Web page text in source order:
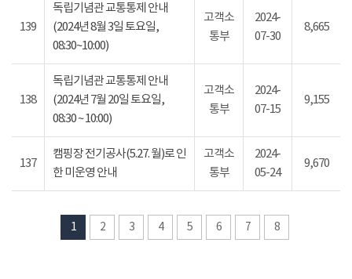
139
독립기념관 교통통제 안내
(2024년 8월 3일 토요일,
08:30~10:00)
고객소
통부
2024-
07-30
8,665
138
독립기념관 교통통제 안내
(2024년 7월 20일 토요일,
08:30 ~ 10:00)
고객소
통부
2024-
07-15
9,155
137
캠핑장 전기공사(5.27. 월)로 인
한 미운영 안내
고객소
통부
2024-
05-24
9,670
1 2 3 4 5 6 7 8